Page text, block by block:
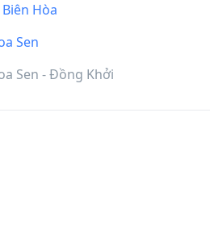
Hòa
Sen
Sen - Đồng Khởi